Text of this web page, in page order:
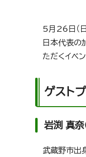
5月26日（
日本代表の
ただくイベン
ゲスト
岩渕 真奈
武蔵野市出